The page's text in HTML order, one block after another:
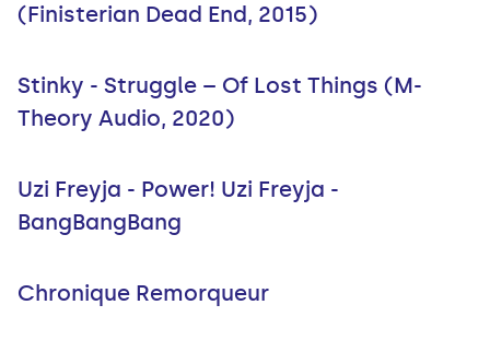
(Finisterian Dead End, 2015)
Stinky - Struggle ‎– Of Lost Things (M-
Theory Audio, 2020)
Uzi Freyja - Power! Uzi Freyja -
BangBangBang
Chronique Remorqueur